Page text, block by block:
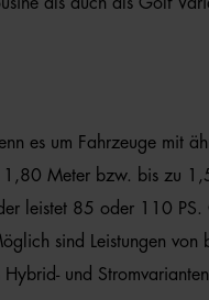
es um Fahrzeuge mit
Meter bzw. bis zu
leistet 85 oder 110
sind Leistungen
und